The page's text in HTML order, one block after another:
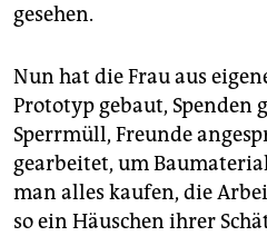
gesehen.
Nun hat die Frau aus
Prototyp gebaut, Spenden
Sperrmüll, Freunde
gearbeitet, um
man alles kaufen, die
so ein Häuschen ihrer